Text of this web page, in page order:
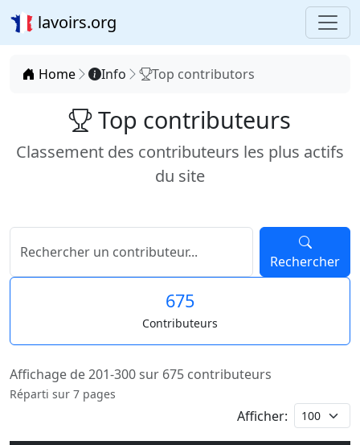
lavoirs.org
Home Info Top contributors
Top contributeurs
Classement des contributeurs les plus actifs
du site
Rechercher
675
Contributeurs
Affichage de 201-300 sur 675 contributeurs
Réparti sur 7 pages
Afficher: